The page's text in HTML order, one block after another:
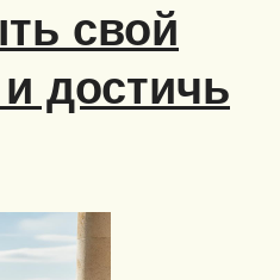
свой
достичь